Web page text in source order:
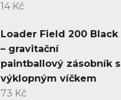
14 Kč
Loader Field 200 Black
– gravitační
paintballový zásobník s
výklopným víčkem
73 Kč